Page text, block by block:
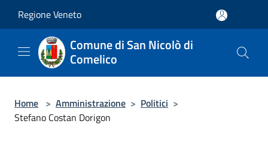
Regione Veneto
Comune di San Nicolò di
Comelico
Home > Amministrazione > Politici >
Stefano Costan Dorigon